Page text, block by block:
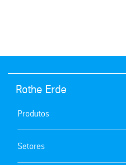
Rothe Erde
Produtos
Setores